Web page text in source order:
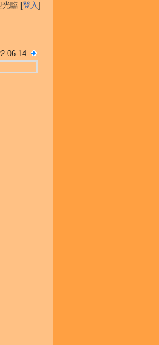
光臨 [登入]
06-14